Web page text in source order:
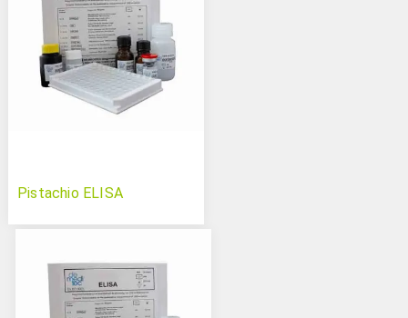
Pistachio ELISA